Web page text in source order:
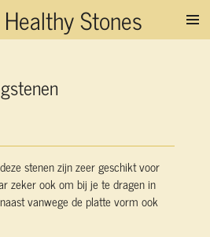
Stones
stenen zijn zeer geschikt voor
zeker ook om bij je te dragen in
vanwege de platte vorm ook